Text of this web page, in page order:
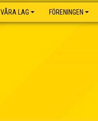
VÅRA LAG FÖRENINGEN